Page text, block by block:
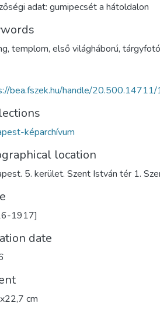
adat: gumipecsét a hátoldalon
, templom, első világháború, tárgyfotó
bea.fszek.hu/handle/
képarchívum
location
5. kerület. Szent István tér 1.
1917]
date
cm